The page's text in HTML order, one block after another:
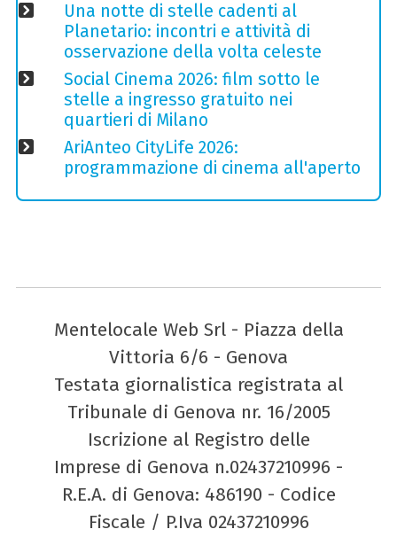
Una notte di stelle cadenti al
Planetario: incontri e attività di
osservazione della volta celeste
Social Cinema 2026: film sotto le
stelle a ingresso gratuito nei
quartieri di Milano
AriAnteo CityLife 2026:
programmazione di cinema all'aperto
Mentelocale Web Srl - Piazza della
Vittoria 6/6 - Genova
Testata giornalistica registrata al
Tribunale di Genova nr. 16/2005
Iscrizione al Registro delle
Imprese di Genova n.02437210996 -
R.E.A. di Genova: 486190 - Codice
Fiscale / P.Iva 02437210996